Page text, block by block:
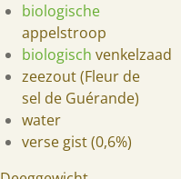
biologische
appelstroop
biologisch venkelzaad
zeezout (Fleur de
sel de Guérande)
water
verse gist (0,6%)